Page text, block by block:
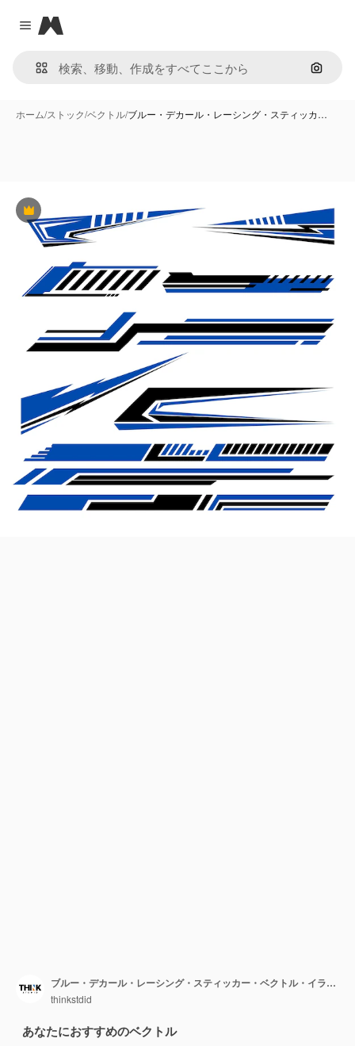
Close menu
Magnific
画像で
ホーム/ストック/ベクトル/ブルー・デカール・レーシング・スティッカ…
Premium
ブルー・デカール・レーシング・スティッカー・ベクトル・イラスト
thinkstdid
あなたにおすすめのベクトル